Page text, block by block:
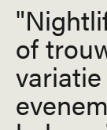
of